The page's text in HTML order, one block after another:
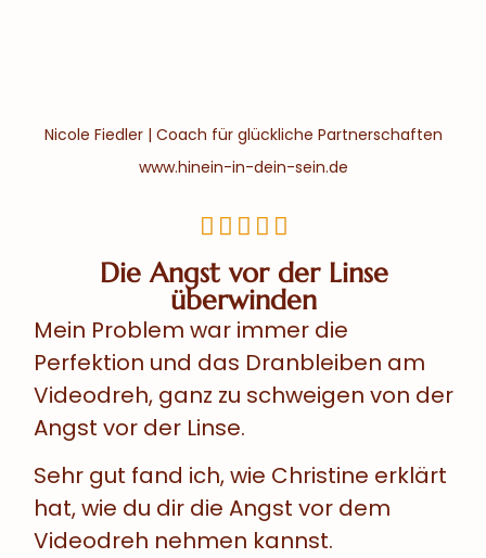
Nicole Fiedler | Coach für glückliche Partnerschaften
www.hinein-in-dein-sein.de
    
Die Angst vor der Linse
überwinden
Mein Problem war immer die
Perfektion und das Dranbleiben am
Videodreh, ganz zu schweigen von der
Angst vor der Linse.
Sehr gut fand ich, wie Christine erklärt
hat, wie du dir die Angst vor dem
Videodreh nehmen kannst.